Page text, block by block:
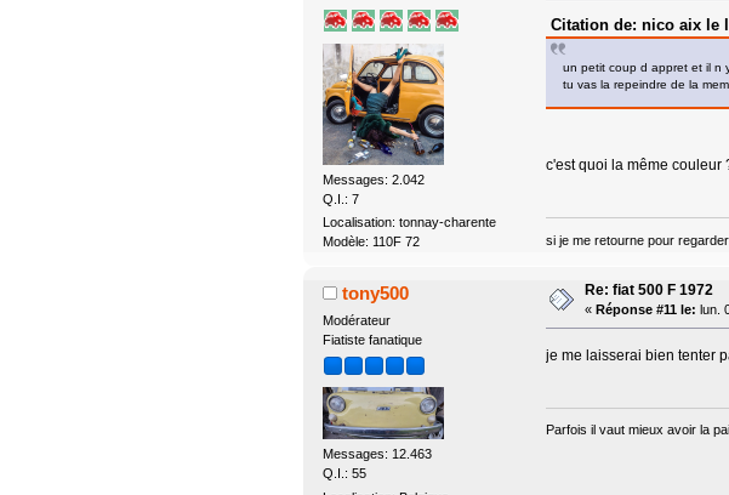
Messages: 2.042
Q.I.: 7
Localisation: tonnay-charente
Modèle: 110F 72
Citation de: nico aix le
un petit coup d appret et il n
tu vas la repeindre de la
c'est quoi la même couleur
si je me retourne pour
tony500
Modérateur
Fiatiste fanatique
Messages: 12.463
Q.I.: 55
Re: fiat 500 F 1972
« Réponse #11 le: lun.
je me laisserai bien tenter
Parfois il vaut mieux avoir la